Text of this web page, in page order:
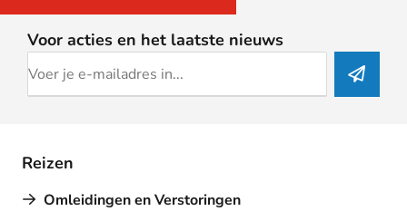
Voor acties en het laatste nieuws
Reizen
Omleidingen en Verstoringen